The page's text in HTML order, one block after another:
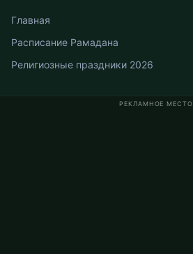
РЕКЛАМНОЕ МЕСТО
Главная
Расписание Рамадана
Религиозные праздники 2026
Время намаза в Германии